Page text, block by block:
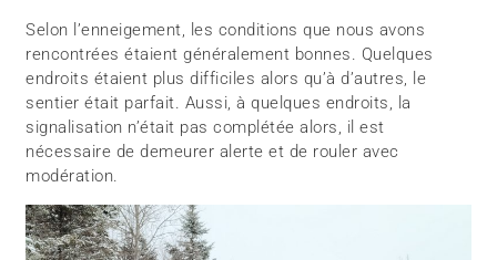
Selon l’enneigement, les conditions que nous avons
rencontrées étaient généralement bonnes. Quelques
endroits étaient plus difficiles alors qu’à d’autres, le
sentier était parfait. Aussi, à quelques endroits, la
signalisation n’était pas complétée alors, il est
nécessaire de demeurer alerte et de rouler avec
modération.